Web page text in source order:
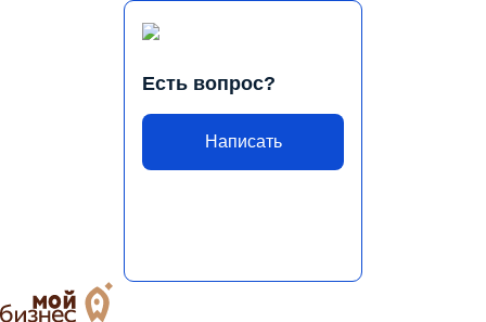
Есть вопрос?
Написать